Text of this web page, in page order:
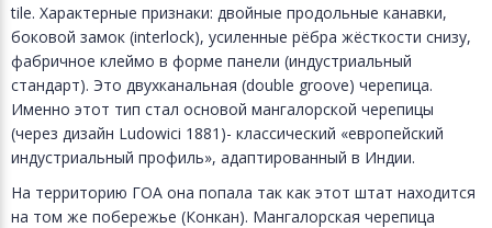
tile. Характерные признаки: двойные продольные канавки,
боковой замок (interlock), усиленные рёбра жёсткости снизу,
фабричное клеймо в форме панели (индустриальный
стандарт). Это двухканальная (double groove) черепица.
Именно этот тип стал основой мангалорской черепицы
(через дизайн Ludowici 1881)- классический «европейский
индустриальный профиль», адаптированный в Индии.
На территорию ГОА она попала так как этот штат находится
на том же побережье (Конкан). Мангалорская черепица